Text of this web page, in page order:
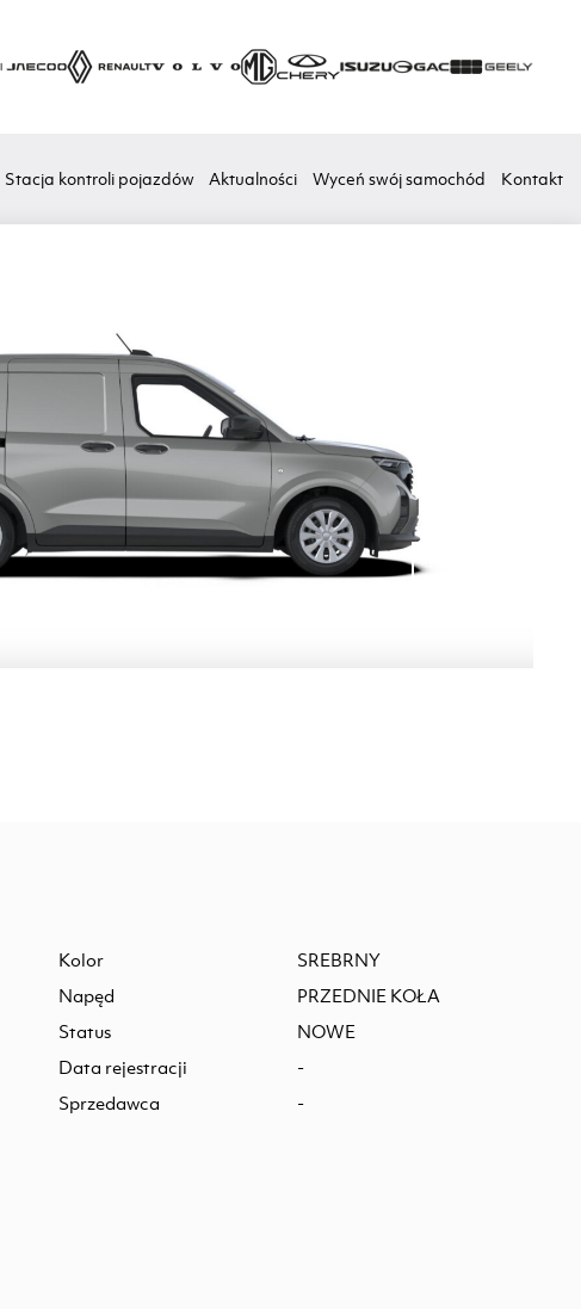
Stacja kontroli pojazdów Aktualności Wyceń swój samochód Kontakt
Kolor
SREBRNY
Napęd
PRZEDNIE KOŁA
Status
NOWE
Data rejestracji
-
Sprzedawca
-